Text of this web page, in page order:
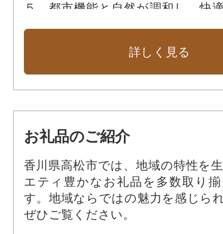
５ 都市機能と自然が調和し、快
揮できるまちに関する事業
７ その他市長が必要と認める事業
詳しく見る
お礼品のご紹介
香川県高松市では、地域の特性を
エティ豊かなお礼品を多数取り
す。地域ならではの魅力を感じら
ぜひご覧ください。